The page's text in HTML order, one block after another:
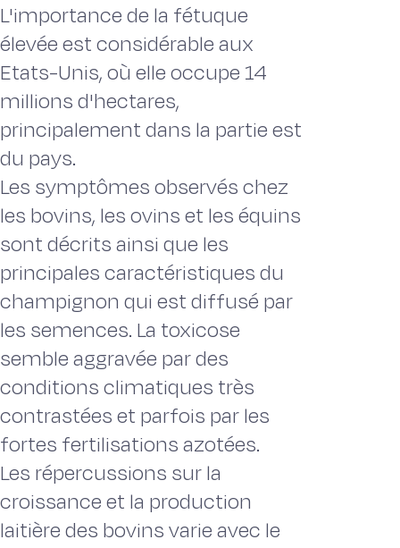
L'importance de la fétuque
élevée est considérable aux
Etats-Unis, où elle occupe 14
millions d'hectares,
principalement dans la partie est
du pays.
Les symptômes observés chez
les bovins, les ovins et les équins
sont décrits ainsi que les
principales caractéristiques du
champignon qui est diffusé par
les semences. La toxicose
semble aggravée par des
conditions climatiques très
contrastées et parfois par les
fortes fertilisations azotées.
Les répercussions sur la
croissance et la production
laitière des bovins varie avec le